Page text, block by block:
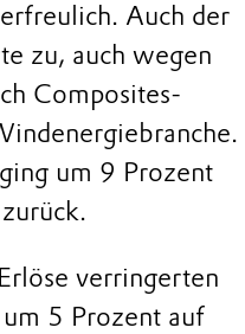
Auch der
zu, auch wegen
Composites-
um 9 Prozent
verringerten
5 Prozent auf